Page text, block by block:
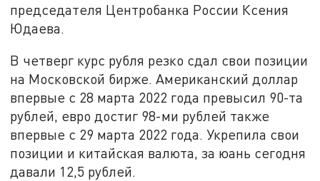
председателя Центробанка России Ксения
Юдаева.
В четверг курс рубля резко сдал свои позиции
на Московской бирже. Американский доллар
впервые с 28 марта 2022 года превысил 90-та
рублей, евро достиг 98-ми рублей также
впервые с 29 марта 2022 года. Укрепила свои
позиции и китайская валюта, за юань сегодня
давали 12,5 рублей.